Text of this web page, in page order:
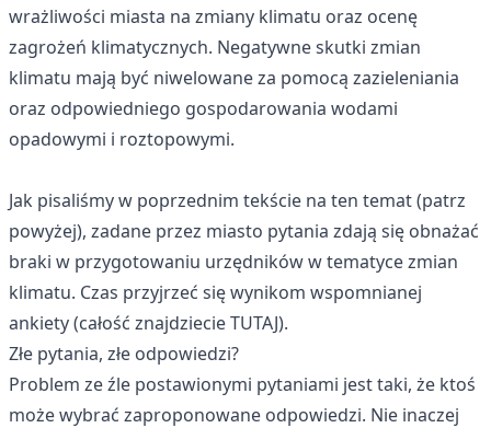
wrażliwości miasta na zmiany klimatu oraz ocenę
zagrożeń klimatycznych. Negatywne skutki zmian
klimatu mają być niwelowane za pomocą zazieleniania
oraz odpowiedniego gospodarowania wodami
opadowymi i roztopowymi.
Jak pisaliśmy w poprzednim tekście na ten temat (patrz
powyżej), zadane przez miasto pytania zdają się obnażać
braki w przygotowaniu urzędników w tematyce zmian
klimatu. Czas przyjrzeć się wynikom wspomnianej
ankiety (całość znajdziecie TUTAJ).
Złe pytania, złe odpowiedzi?
Problem ze źle postawionymi pytaniami jest taki, że ktoś
może wybrać zaproponowane odpowiedzi. Nie inaczej